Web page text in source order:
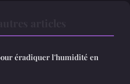
éradiquer l'humidité en